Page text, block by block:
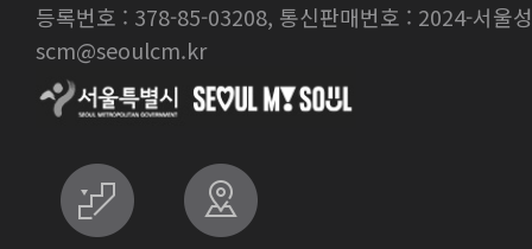
등록번호 : 378-85-03208, 통신판매번호 : 2024-서울
scm@seoulcm.kr